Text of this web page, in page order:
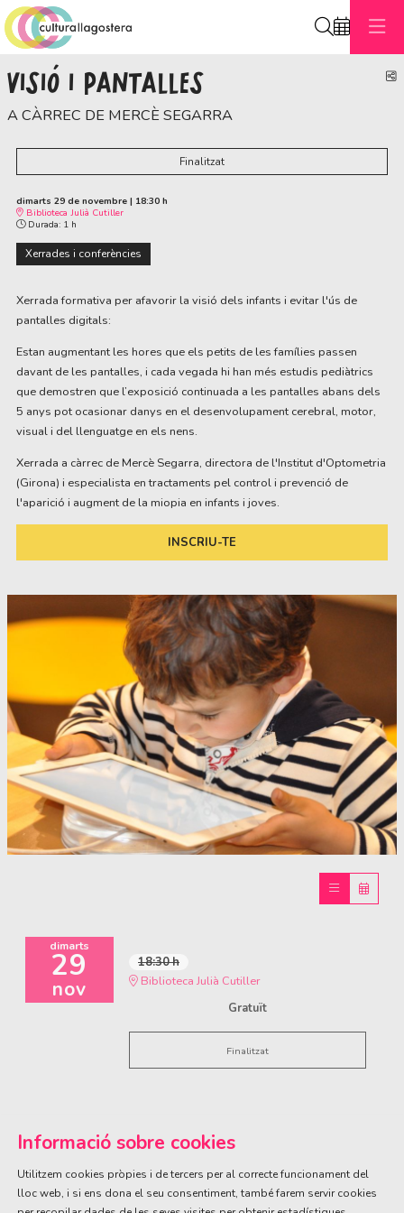
VISIÓ I PANTALLES
A CÀRREC DE MERCÈ SEGARRA
Finalitzat
dimarts 29 de novembre | 18:30 h
Biblioteca Julià Cutiller
Durada: 1 h
Xerrades i conferències
Xerrada formativa per afavorir la visió dels infants i evitar l'ús de
pantalles digitals:
Estan augmentant les hores que els petits de les famílies passen
davant de les pantalles, i cada vegada hi han més estudis pediàtrics
que demostren que l’exposició continuada a les pantalles abans dels
5 anys pot ocasionar danys en el desenvolupament cerebral, motor,
visual i del llenguatge en els nens.
Xerrada a càrrec de Mercè Segarra, directora de l'Institut d'Optometria
(Girona) i especialista en tractaments pel control i prevenció de
l'aparició i augment de la miopia en infants i joves.
INSCRIU-TE
dimarts
29
nov
18:30 h
Biblioteca Julià Cutiller
Gratuït
Finalitzat
Informació sobre cookies
Utilitzem cookies pròpies i de tercers per al correcte funcionament del
lloc web, i si ens dona el seu consentiment, també farem servir cookies